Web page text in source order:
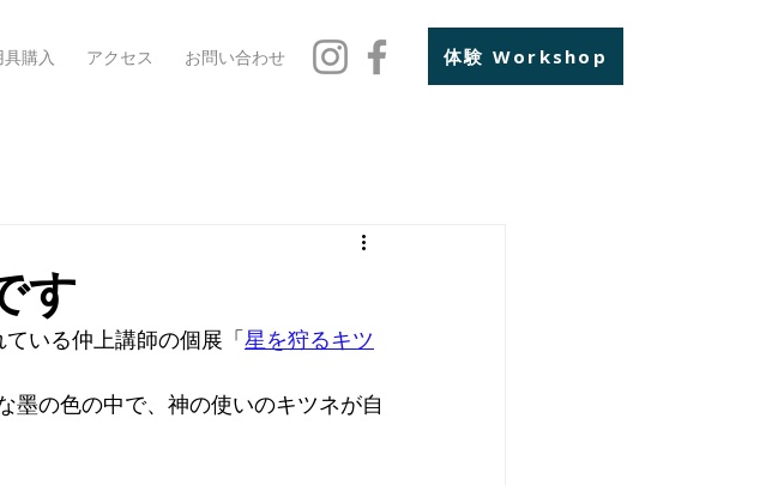
購入 アクセス お問い合わせ 体験 Workshop
す
いる仲上講師の個展「星を狩るキツ
墨の色の中で、神の使いのキツネが自